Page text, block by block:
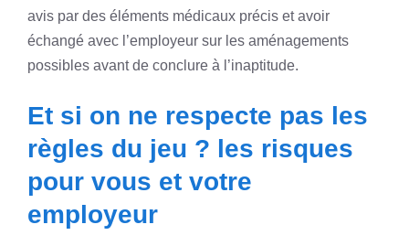
avis par des éléments médicaux précis et avoir
échangé avec l’employeur sur les aménagements
possibles avant de conclure à l’inaptitude.
Et si on ne respecte pas les
règles du jeu ? les risques
pour vous et votre
employeur